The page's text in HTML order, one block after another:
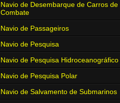
Navio de Desembarque de Carros de
Combate
Navio de Passageiros
Navio de Pesquisa
Navio de Pesquisa Hidroceanográfico
Navio de Pesquisa Polar
Navio de Salvamento de Submarinos